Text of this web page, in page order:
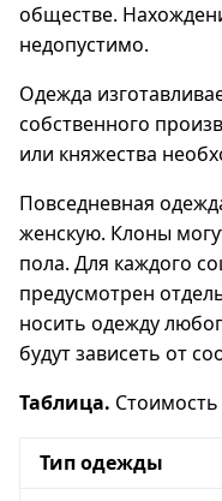
обществе.
недопустимо.
Одежда
собственного
или княжества
Повседневная
женскую. Клоны
пола. Для каждого
предусмотрен
носить одежду
будут зависеть от
Таблица.
Тип одежды